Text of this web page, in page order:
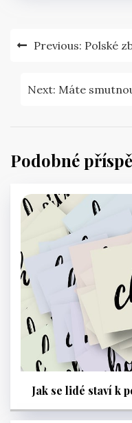
Navigace
příspěvek
Previous: Polské
Next: Máte
Podobné
Jak se lidé staví k